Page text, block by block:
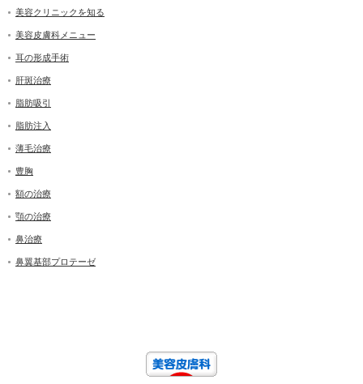
美容クリニックを知る
美容皮膚科メニュー
耳の形成手術
肝斑治療
脂肪吸引
脂肪注入
薄毛治療
豊胸
額の治療
顎の治療
鼻治療
鼻翼基部プロテーゼ